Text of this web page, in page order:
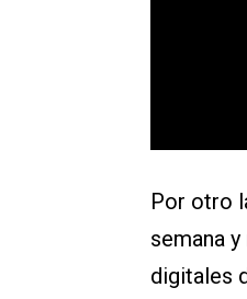
Por otro
semana
digitales